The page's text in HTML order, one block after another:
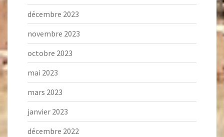
décembre 2023
novembre 2023
octobre 2023
mai 2023
mars 2023
janvier 2023
décembre 2022